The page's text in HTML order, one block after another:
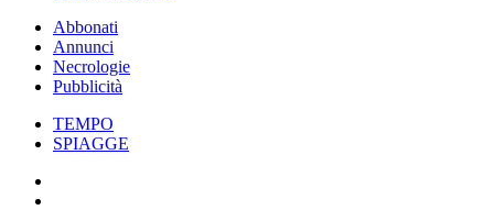
Abbonati
Annunci
Necrologie
Pubblicità
TEMPO
SPIAGGE